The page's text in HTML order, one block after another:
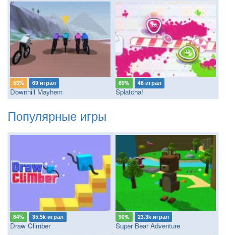
53% 69 играл
Downhill Mayhem
89% 48 играл
Splatcha!
Популярные игры
84% 35.5k играл
Draw Climber
90% 23.3k играл
Super Bear Adventure